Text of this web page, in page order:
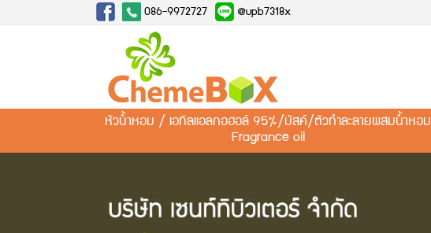
086-9972727 @upb7318x
หัวน้ำหอม / เอทิลแอลกอฮอล์ 95%/มัสค์/ตัวทำละลายผสมน้ำหอม
Fragrance oil